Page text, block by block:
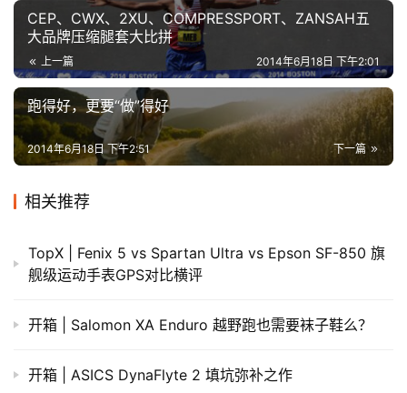
CEP、CWX、2XU、COMPRESSPORT、ZANSAH五
大品牌压缩腿套大比拼
上一篇 2014年6月18日 下午2:01
跑得好，更要“做”得好
下一篇
2014年6月18日 下午2:51
相关推荐
TopX | Fenix 5 vs Spartan Ultra vs Epson SF-850 旗
舰级运动手表GPS对比横评
开箱 | Salomon XA Enduro 越野跑也需要袜子鞋么？
开箱 | ASICS DynaFlyte 2 填坑弥补之作